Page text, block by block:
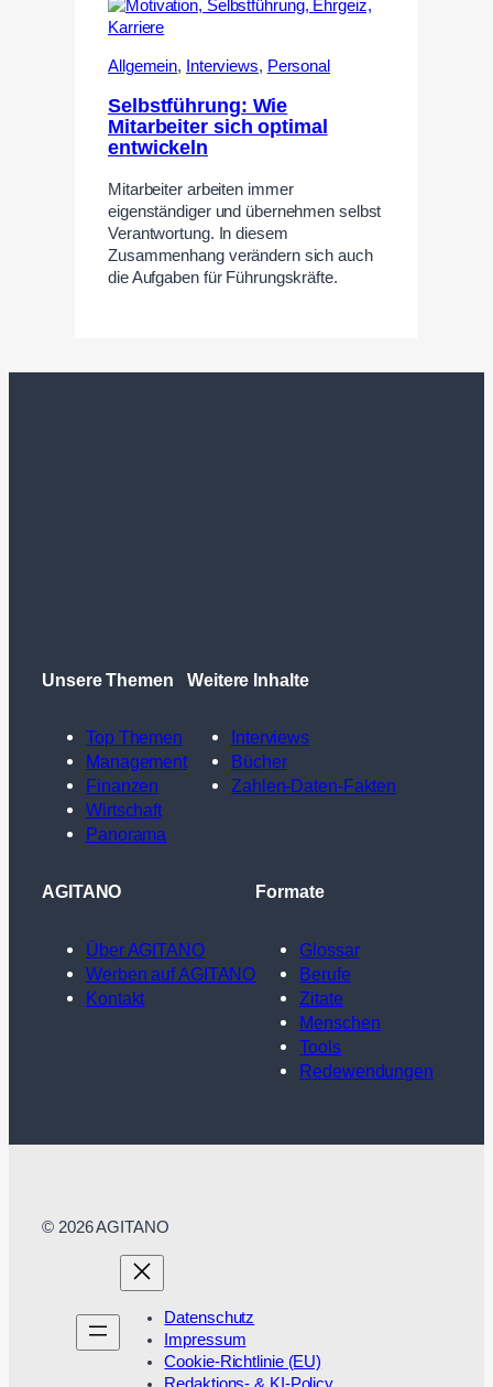
Allgemein, Interviews, Personal
Selbstführung: Wie
Mitarbeiter sich optimal
entwickeln
Mitarbeiter arbeiten immer
eigenständiger und übernehmen selbst
Verantwortung. In diesem
Zusammenhang verändern sich auch
die Aufgaben für Führungskräfte.
Unsere Themen
Top Themen
Management
Finanzen
Wirtschaft
Panorama
Weitere Inhalte
Interviews
Bücher
Zahlen-Daten-Fakten
AGITANO
Über AGITANO
Werben auf AGITANO
Kontakt
Formate
Glossar
Berufe
Zitate
Menschen
Tools
Redewendungen
© 2026 AGITANO
Datenschutz
Impressum
Cookie-Richtlinie (EU)